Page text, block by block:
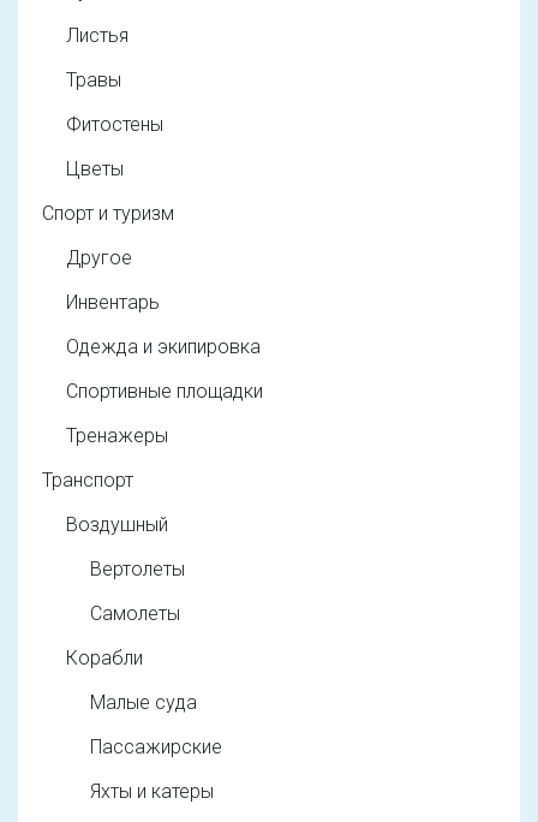
Листья
Травы
Фитостены
Цветы
Спорт и туризм
Другое
Инвентарь
Одежда и экипировка
Спортивные площадки
Тренажеры
Транспорт
Воздушный
Вертолеты
Самолеты
Корабли
Малые суда
Пассажирские
Яхты и катеры